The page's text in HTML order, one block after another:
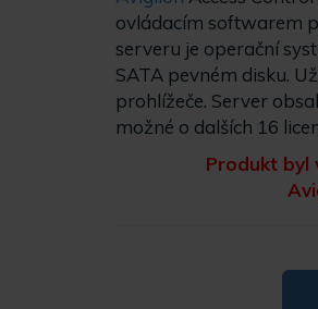
ovládacím softwarem
serveru je operační
SATA pevném disku.
prohlížeče. Server
možné o dalších 16
Produkt byl